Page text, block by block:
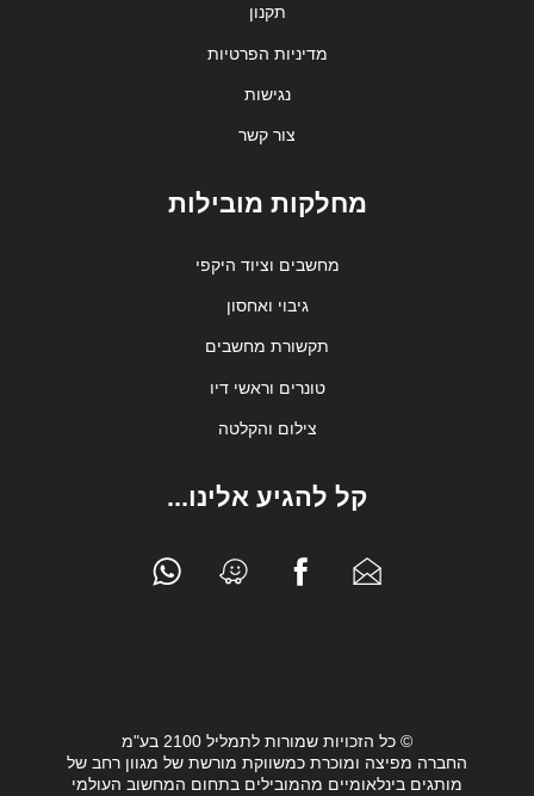
תקנון
מדיניות הפרטיות
נגישות
צור קשר
מחלקות מובילות
מחשבים וציוד היקפי
גיבוי ואחסון
תקשורת מחשבים
טונרים וראשי דיו
צילום והקלטה
קל להגיע אלינו...
© כל הזכויות שמורות לתמליל 2100 בע"מ
החברה מפיצה ומוכרת כמשווקת מורשת של מגוון רחב של
מותגים בינלאומיים מהמובילים בתחום המחשוב העולמי